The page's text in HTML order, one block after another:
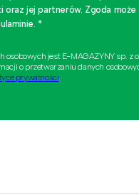
oraz jej partnerów. Zgoda
*
osobowych jest E-MAGAZYNY sp.
o przetwarzaniu danych
prywatności